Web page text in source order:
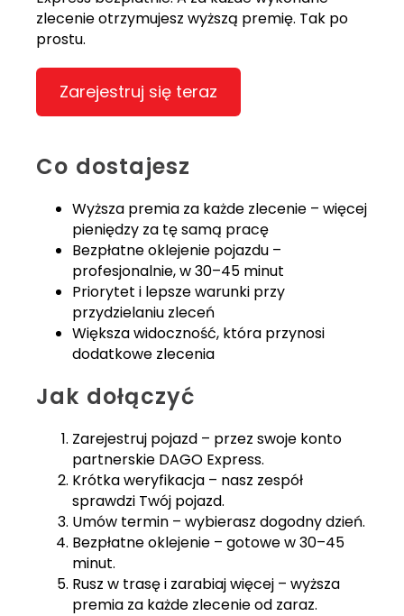
zlecenie otrzymujesz wyższą premię. Tak po
prostu.
Zarejestruj się teraz
Co dostajesz
Wyższa premia za każde zlecenie – więcej
pieniędzy za tę samą pracę
Bezpłatne oklejenie pojazdu –
profesjonalnie, w 30–45 minut
Priorytet i lepsze warunki przy
przydzielaniu zleceń
Większa widoczność, która przynosi
dodatkowe zlecenia
Jak dołączyć
Zarejestruj pojazd – przez swoje konto
partnerskie DAGO Express.
Krótka weryfikacja – nasz zespół
sprawdzi Twój pojazd.
Umów termin – wybierasz dogodny dzień.
Bezpłatne oklejenie – gotowe w 30–45
minut.
Rusz w trasę i zarabiaj więcej – wyższa
premia za każde zlecenie od zaraz.